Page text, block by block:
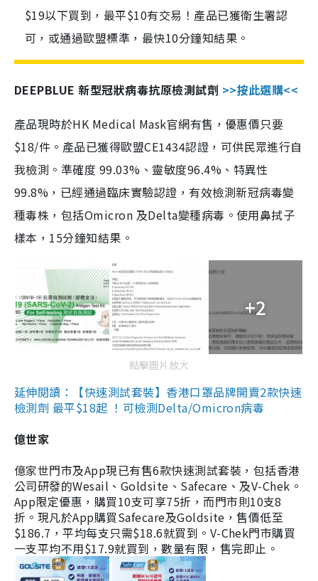
$19以下買到，最平$10有交易！產品已獲衛生署認
可，或通過歐盟標準，最快10分鐘知結果。
DEEPBLUE 新型冠狀病毒抗原檢測試劑 >>按此選購<<
產品現時於HK Medical Mask官網有售，優惠價只要
$18/件。產品已獲得歐盟CE1434認證，可供民眾進行自
我檢測。準確度 99.03%、靈敏度96.4%、特異性
99.8%，已經通過臨床實驗認證，有效檢測新冠病毒變
種毒株，包括Omicron 及Delta變種病毒。使用鼻拭子
樣本，15分鐘知結果。
+2
點擊圖片放大
延伸閱讀：【快速測試套裝】香港口罩品牌開賣2款快速
檢測劑 最平$18起 ！可檢測Delta/Omicron病毒
億世家
億家世門市及App現已有售6款快速測試套裝，包括香港
公司研發的Wesail、Goldsite、Safecare、及V-Chek。
App限定優惠，購買10支可享75折，而門市則10支8
折。現凡於App購買Safecare及Goldsite，售價低至
$186.7，平均每支只需$18.6就買到。V-Chek門市購買
一支平均不用$17.9就買到，數量有限，售完即止。